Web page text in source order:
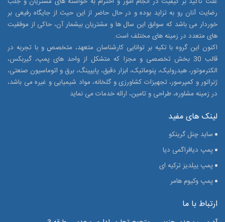
رضایت آنان رو به تزاید بوده و در حال حاضر از این حیث از جایگاه رفیعی بر
خوردار می باشد که سوابق این سال ها و مشتریان بیشمار آن، حاکی از موفقیت
های متعدد در زمینه های مختلف است.
اکنون این گروه با تکیه بر توانایی کارشناسان متعهد، متخصص و با تجربه در
قالب 30 بخش تخصصی و مجزا که متشکل از واحد های پمپ، گیربکس،
الکترموتور، هیدرولیک، پنوماتیک، ابزار دقیق، پایپینگ، برق و اتوماسیون صنعتی،
ژنراتور و کمپرسور، تجهیزات کشاورزی و گلخانه، مواد شیمیایی و غیره می باشد،
در زمینه مشاوره، طراحی و تامین، ارائه خدمات می نماید
لینک های مفید
ساید چنل گرینکو
پمپ دیافراگمی دیا
پمپ ییلدیز ترکیه ای
پمپ وکیوم هامر
ارتباط با ما